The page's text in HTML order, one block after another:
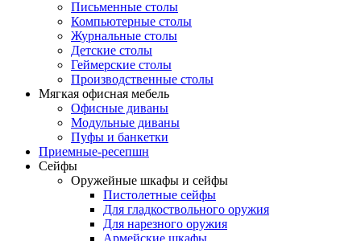
Письменные столы
Компьютерные столы
Журнальные столы
Детские столы
Геймерские столы
Производственные столы
Мягкая офисная мебель
Офисные диваны
Модульные диваны
Пуфы и банкетки
Приемные-ресепшн
Сейфы
Оружейные шкафы и сейфы
Пистолетные сейфы
Для гладкоствольного оружия
Для нарезного оружия
Армейские шкафы